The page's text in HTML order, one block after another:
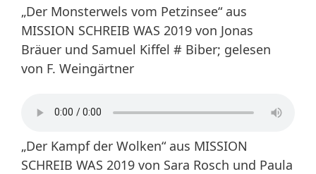
„Der Monsterwels vom Petzinsee“ aus
MISSION SCHREIB WAS 2019 von Jonas
Bräuer und Samuel Kiffel # Biber; gelesen
von F. Weingärtner
„Der Kampf der Wolken“ aus MISSION
SCHREIB WAS 2019 von Sara Rosch und Paula